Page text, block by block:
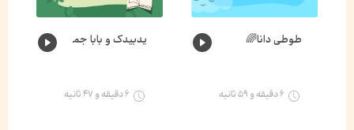
طوطی دانا🌈
۶ دقیقه و ۵۹ ثانیه
یدبیدک و بابا جمعه🐛🌈
۶ دقیقه و ۴۷ ثانیه